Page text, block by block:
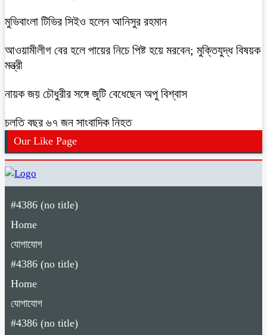
মুভিবাংলা টিভির সিইও হলেন আনিসুর রহমান
আওয়ামীলীগ বের হলে পায়ের নিচে পিষ্ট হয়ে মরবেন; মুক্তিযুদ্ধ বিষয়ক
মন্ত্রী
নায়ক জয় চৌধুরীর সঙ্গে জুটি বেধেছেন অপু বিশ্বাস
চলতি বছর ৬৭ জন সাংবাদিক নিহত
Our Like Page
#4386 (no title)
Home
যোগাযোগ
#4386 (no title)
Home
যোগাযোগ
#4386 (no title)